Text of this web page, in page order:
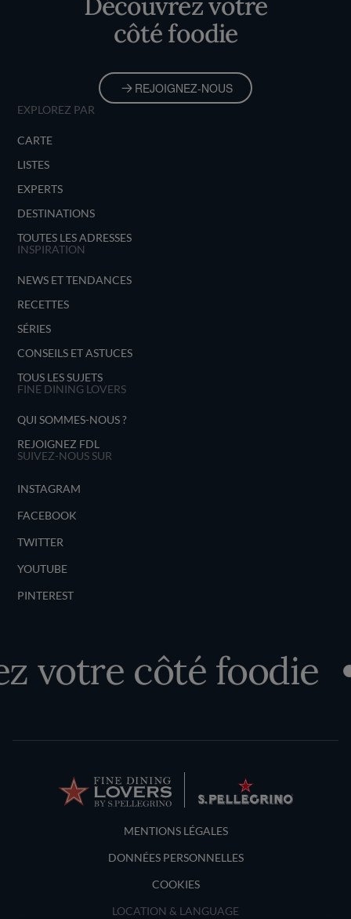
côté foodie
REJOIGNEZ-NOUS
EXPLOREZ PAR
CARTE
LISTES
EXPERTS
DESTINATIONS
TOUTES LES ADRESSES
INSPIRATION
NEWS ET TENDANCES
RECETTES
SÉRIES
CONSEILS ET ASTUCES
TOUS LES SUJETS
FINE DINING LOVERS
QUI SOMMES-NOUS ?
REJOIGNEZ FDL
SUIVEZ-NOUS SUR
INSTAGRAM
FACEBOOK
TWITTER
YOUTUBE
PINTEREST
votre côté foodie
Terms and Conditions
MENTIONS LÉGALES
DONNÉES PERSONNELLES
COOKIES
LOCATION & LANGUAGE